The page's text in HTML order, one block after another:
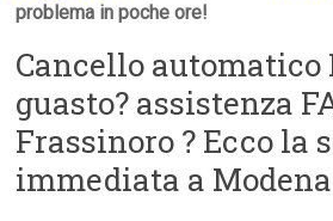
problema in poche ore!
Cancello automatico
guasto? assistenza
Frassinoro ? Ecco la
immediata a